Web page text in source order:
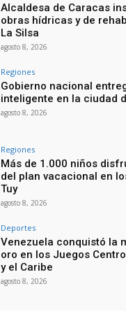
Alcaldesa de Caracas
obras hídricas y de
La Silsa
agosto 8, 2026
Regiones
Gobierno nacional
inteligente en la ciudad
agosto 8, 2026
Regiones
Más de 1.000 niños
del plan vacacional en
Tuy
agosto 8, 2026
Deportes
Venezuela conquistó la
oro en los Juegos
y el Caribe
agosto 8, 2026